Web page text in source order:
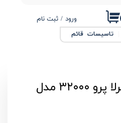
ورود / ثبت نام
تاسیسات قائم
پکیج دیواری بوتان پرلا پرو ۳۲۰۰۰ مدل